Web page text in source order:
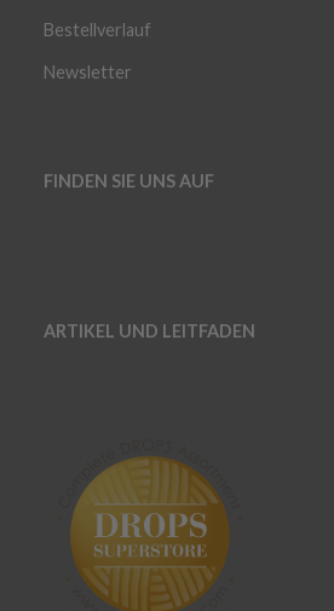
Bestellverlauf
Newsletter
FINDEN SIE UNS AUF
ARTIKEL UND LEITFADEN